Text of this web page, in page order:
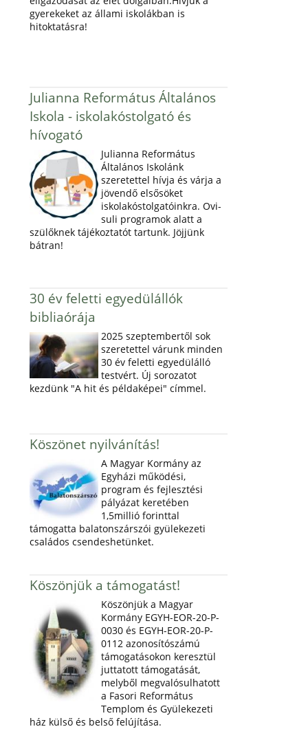
gyerekeket az állami iskolákban is
hitoktatásra!
Julianna Református Általános
Iskola - iskolakóstolgató és
hívogató
Julianna Református
Általános Iskolánk
szeretettel hívja és várja a
jövendő elsősöket
iskolakóstolgatóinkra. Ovi-
suli programok alatt a
szülőknek tájékoztatót tartunk. Jöjjünk
bátran!
30 év feletti egyedülállók
bibliaórája
2025 szeptembertől sok
szeretettel várunk minden
30 év feletti egyedülálló
testvért. Új sorozatot
kezdünk "A hit és példaképei" címmel.
Köszönet nyilvánítás!
A Magyar Kormány az
Egyházi működési,
program és fejlesztési
pályázat keretében
1,5millió forinttal
támogatta balatonszárszói gyülekezeti
családos csendeshetünket.
Köszönjük a támogatást!
Köszönjük a Magyar
Kormány EGYH-EOR-20-P-
0030 és EGYH-EOR-20-P-
0112 azonosítószámú
támogatásokon keresztül
juttatott támogatását,
melyből megvalósulhatott
a Fasori Református
Templom és Gyülekezeti
ház külső és belső felújítása.